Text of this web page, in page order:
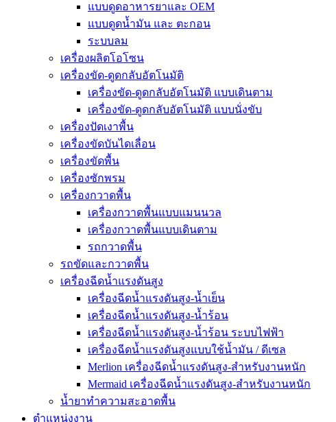
แบบดูดอาหารยาและ OEM
แบบดูดน้ำมัน และ ตะกอน
ระบบลม
เครื่องผลิตโอโซน
เครื่องขัด-ดูดกลับอัตโนมัติ
เครื่องขัด-ดูดกลับอัตโนมัติ แบบเดินตาม
เครื่องขัด-ดูดกลับอัตโนมัติ แบบนั่งขับ
เครื่องปัดเงาพื้น
เครื่องขัดบันไดเลื่อน
เครื่องขัดพื้น
เครื่องซักพรม
เครื่องกวาดพื้น
เครื่องกวาดพื้นแบบแมนนวล
เครื่องกวาดพื้นแบบเดินตาม
รถกวาดพื้น
รถขัดและกวาดพื้น
เครื่องฉีดน้ำแรงดันสูง
เครื่องฉีดน้ำแรงดันสูง-น้ำเย็น
เครื่องฉีดน้ำแรงดันสูง-น้ำร้อน
เครื่องฉีดน้ำแรงดันสูง-น้ำร้อน ระบบไฟฟ้า
เครื่องฉีดน้ำแรงดันสูงแบบใช้น้ำมัน / ดีเซล
Merlion เครื่องฉีดน้ำแรงดันสูง-สำหรับงานหนัก
Mermaid เครื่องฉีดน้ำแรงดันสูง-สำหรับงานหนัก
น้ำยาทำความสะอาดพื้น
ตำแหน่งงาน